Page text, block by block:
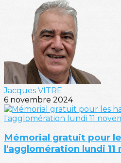
Jacques VITRE
6 novembre 2024
Mémorial gratuit pour
l'agglomération lundi 11